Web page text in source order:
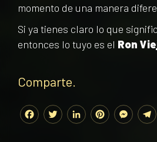
momento de una manera
Si ya tienes claro lo que
entonces lo tuyo es el Ron
Comparte.
FacebookTwitterLinkedInPinterest